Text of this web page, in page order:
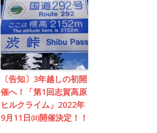
〔告知〕3年越しの初開
催へ！「第1回志賀高原
ヒルクライム」2022年
9月11日㈰開催決定！！